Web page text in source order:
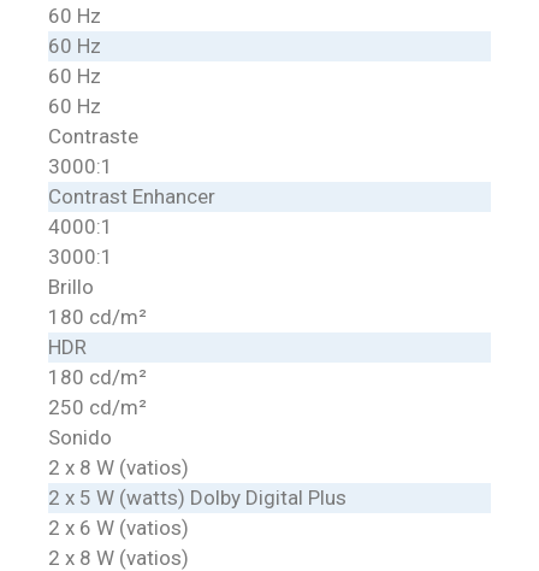
60 Hz
60 Hz
60 Hz
60 Hz
Contraste
3000:1
Contrast Enhancer
4000:1
3000:1
Brillo
180 cd/m²
HDR
180 cd/m²
250 cd/m²
Sonido
2 x 8 W (vatios)
2 x 5 W (watts) Dolby Digital Plus
2 x 6 W (vatios)
2 x 8 W (vatios)